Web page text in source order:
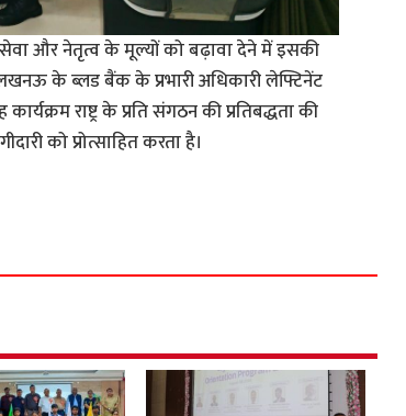
और नेतृत्व के मूल्यों को बढ़ावा देने में इसकी
के ब्लड बैंक के प्रभारी अधिकारी लेफ्टिनेंट
राष्ट्र के प्रति संगठन की प्रतिबद्धता की
को प्रोत्साहित करता है।